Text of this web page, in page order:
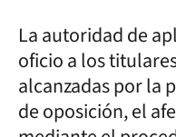
La autoridad de
oficio a los
alcanzadas por la
de oposición, el